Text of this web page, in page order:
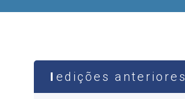
edições anteriores